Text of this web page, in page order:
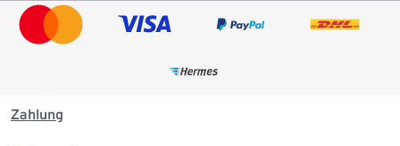
Zahlung